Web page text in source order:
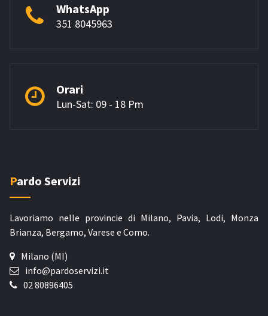
WhatsApp
351 8045963
Orari
Lun-Sat: 09 - 18 Pm
Pardo Servizi
Lavoriamo nelle provincie di Milano, Pavia, Lodi, Monza
Brianza, Bergamo, Varese e Como.
Milano (MI)
info@pardoservizi.it
02 80896405